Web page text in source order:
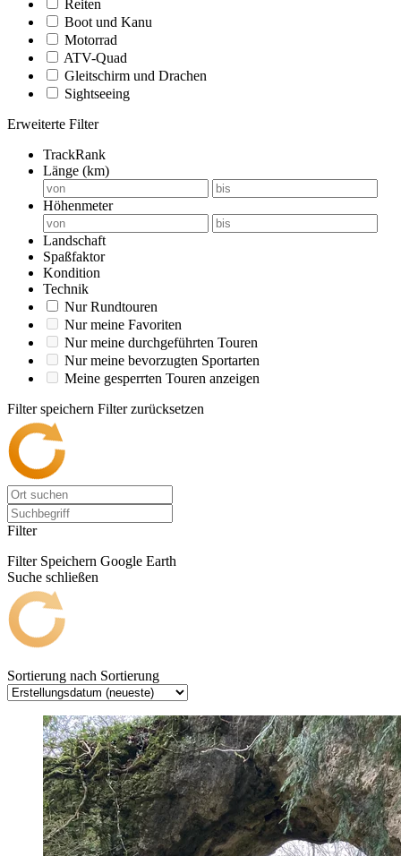
Reiten
Boot und Kanu
Motorrad
ATV-Quad
Gleitschirm und Drachen
Sightseeing
Erweiterte Filter
TrackRank
Länge (km)
Höhenmeter
Landschaft
Spaßfaktor
Kondition
Technik
Nur Rundtouren
Nur meine Favoriten
Nur meine durchgeführten Touren
Nur meine bevorzugten Sportarten
Meine gesperrten Touren anzeigen
Filter speichern Filter zurücksetzen
Filter
Filter Speichern Google Earth
Suche schließen
Sortierung nach Sortierung